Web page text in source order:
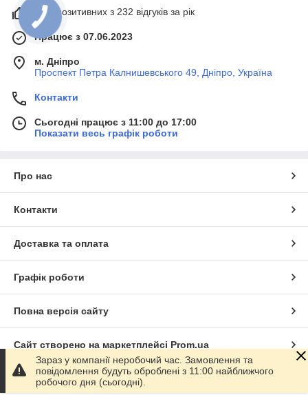
92% позитивних з 232 відгуків за рік
Працює з 07.06.2023
м. Дніпро
Проспект Петра Калнишевського 49, Дніпро, Україна
Контакти
Сьогодні працює з 11:00 до 17:00
Показати весь графік роботи
Про нас
Контакти
Доставка та оплата
Графік роботи
Повна версія сайту
Сайт створено на маркетплейсі Prom.ua
Політика конфіденційності
Зараз у компанії неробочий час. Замовлення та
повідомлення будуть оброблені з 11:00 найближчого
робочого дня (сьогодні).